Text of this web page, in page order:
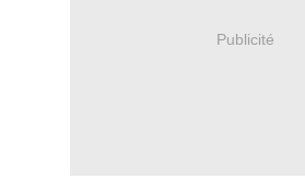
Publicité